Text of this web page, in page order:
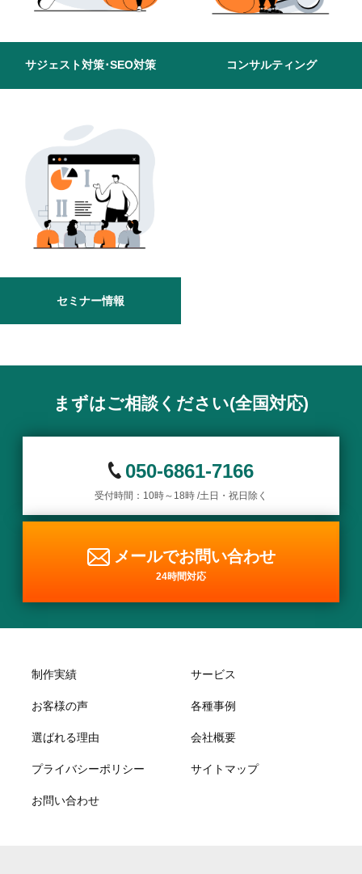
サジェスト対策･SEO対策 コンサルティング
セミナー情報
まずはご相談ください(全国対応)
050-6861-7166
受付時間：10時～18時 /土日・祝日除く
メールでお問い合わせ
24時間対応
制作実績 サービス
お客様の声 各種事例
選ばれる理由 会社概要
プライバシーポリシー サイトマップ
お問い合わせ